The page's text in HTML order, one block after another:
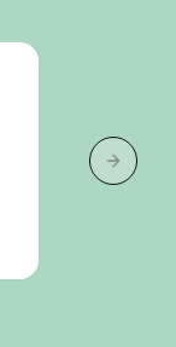
Neste